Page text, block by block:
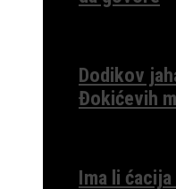
Dodikov
Đokićevih
Ima li